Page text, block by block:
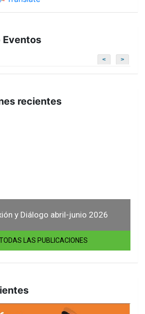
Eventos
< >
recientes
y Diálogo abril-junio 2026
LAS PUBLICACIONES